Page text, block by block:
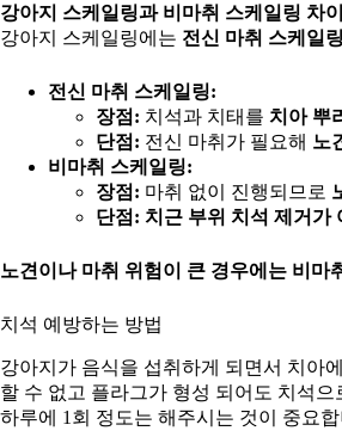
강아지 스케일링과 비마취 스케일링 차
강아지 스케일링에는 전신 마취 스케일링
전신 마취 스케일링:
장점: 치석과 치태를 치아 뿌
단점: 전신 마취가 필요해 노
비마취 스케일링:
장점: 마취 없이 진행되므로
단점: 치근 부위 치석 제거가
노견이나 마취 위험이 큰 경우에는 비마
치석 예방하는 방법
강아지가 음식을 섭취하게 되면서 치아에
할 수 없고 플라그가 형성 되어도 치석
하루에 1회 정도는 해주시는 것이 중요